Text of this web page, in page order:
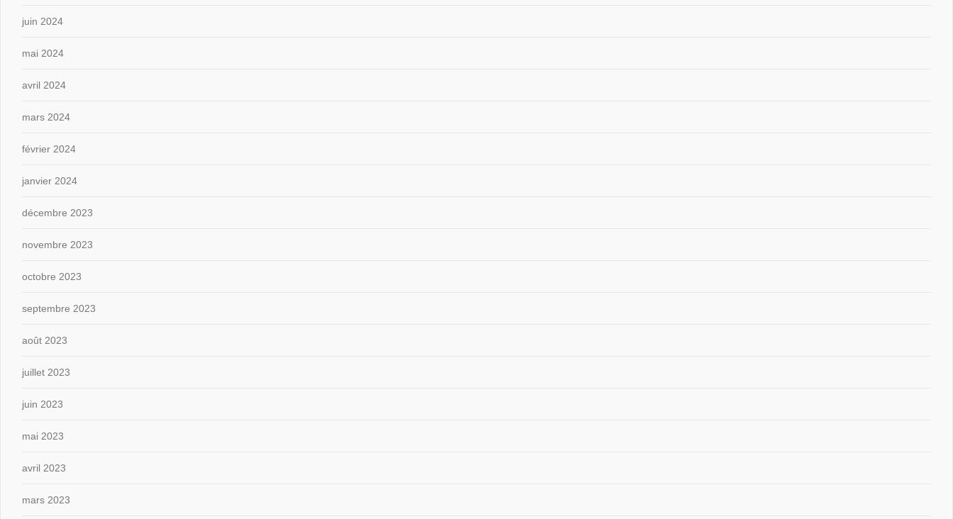
juin 2024
mai 2024
avril 2024
mars 2024
février 2024
janvier 2024
décembre 2023
novembre 2023
octobre 2023
septembre 2023
août 2023
juillet 2023
juin 2023
mai 2023
avril 2023
mars 2023